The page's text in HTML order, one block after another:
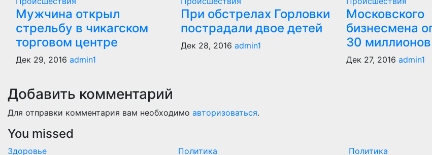
Мужчина открыл
стрельбу в чикагском
торговом центре
Дек 29, 2016 admin1
При обстрелах Горловки
пострадали двое детей
Дек 28, 2016admin1
Московского
бизнесмена
30
Дек 27, 2016 admin1
Добавить комментарий
Для отправки комментария вам необходимо авторизоваться.
You missed
Здоровье Политика Политика